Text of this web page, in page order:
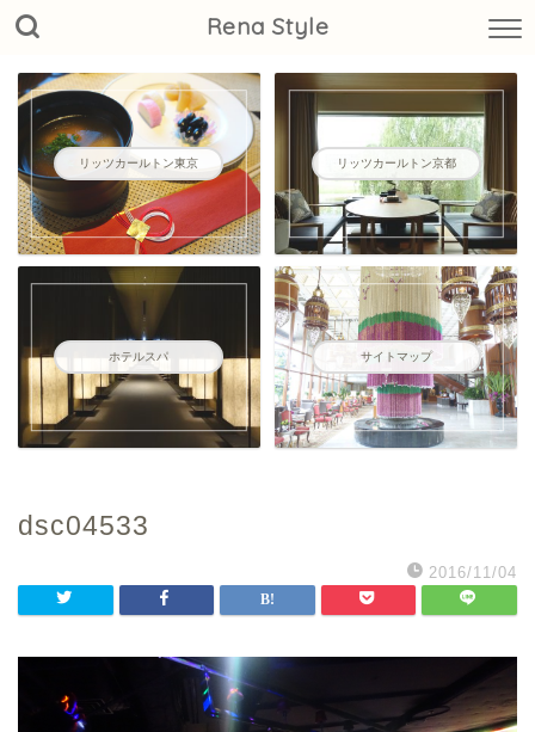
Rena Style
リッツカールトン東京 リッツカールトン京都
ホテルスパ サイトマップ
dsc04533
2016/11/04